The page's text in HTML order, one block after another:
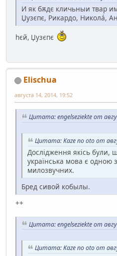
И як бѫдє кличьныи твар
Џузєпє, Рикардо, Николá,
hєй, Џузєпє
Elischua
августа 14, 2014, 19:52
Цитата: engelseziekte от
Цитата: Kaze no oto от
Дослідження якісь були,
українська мова є одною
милозвучних.
Бред сивой кобылы.
++
Цитата: engelseziekte от
Цитата: Kaze no oto от